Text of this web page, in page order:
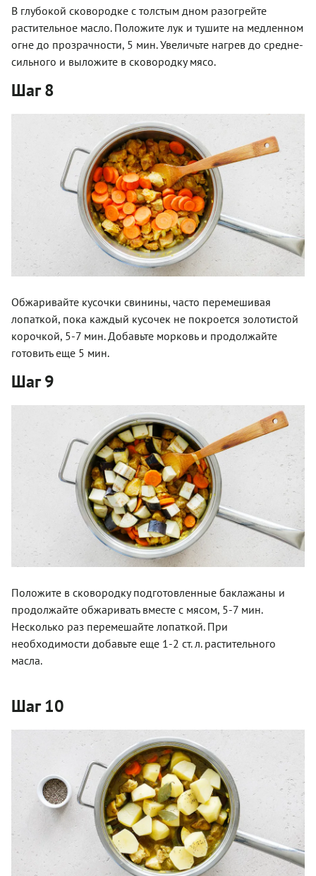
В глубокой сковородке с толстым дном разогрейте
растительное масло. Положите лук и тушите на медленном
огне до прозрачности, 5 мин. Увеличьте нагрев до средне-
сильного и выложите в сковородку мясо.
Шаг 8
Обжаривайте кусочки свинины, часто перемешивая
лопаткой, пока каждый кусочек не покроется золотистой
корочкой, 5-7 мин. Добавьте морковь и продолжайте
готовить еще 5 мин.
Шаг 9
Положите в сковородку подготовленные баклажаны и
продолжайте обжаривать вместе с мясом, 5-7 мин.
Несколько раз перемешайте лопаткой. При
необходимости добавьте еще 1-2 ст. л. растительного
масла.
Шаг 10